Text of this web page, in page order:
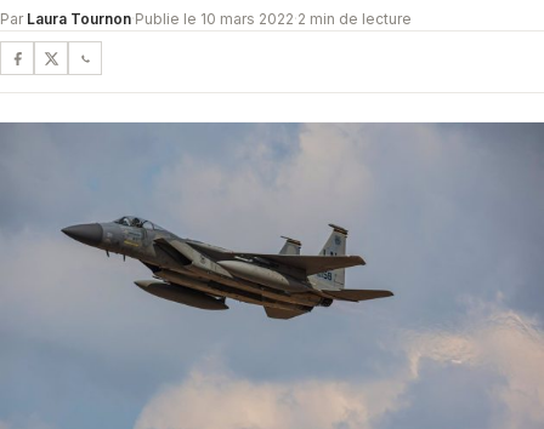
Par Laura Tournon·Publie le 10 mars 2022·2 min de lecture